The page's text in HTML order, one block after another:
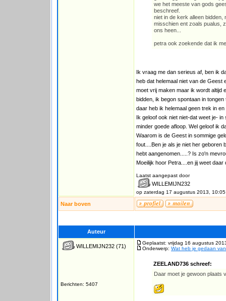
we het meeste van gods
beschreef.
niet in de kerk alleen
misschien ent zoals pualus,
ons heen...
petra ook zoekende dat ik
Ik vraag me dan serieus af, ben ik
heb dat helemaal niet van de Geest
moet vrij maken maar ik wordt altijd
bidden, ik begon spontaan in
daar heb ik helemaal geen trek in
Ik geloof ook niet niet-dat weet je-
minder goede afloop. Wel geloof ik
Waarom is de Geest in sommige
fout....Ben je als je niet her geboren
hebt aangenomen.....? Is zo'n
Moeilijk hoor Petra....en jij weet
Laatst aangepast door
WILLEMIJN232
op zaterdag 17 augustus 2013, 10:05
Naar boven
Auteur
WILLEMIJN232 (71)
Berichten: 5407
Geplaatst: vrijdag 16 augustus
Onderwerp: Wat heb je gedaan
ZEELAND736 schreef:
Daar moet je gewoon plaats